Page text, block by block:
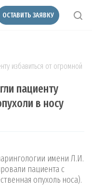
ОСТАВИТЬ ЗАЯВКУ
избавиться от огромной
пациенту
в носу
имени Л.И.
пациента с
опухоль носа).